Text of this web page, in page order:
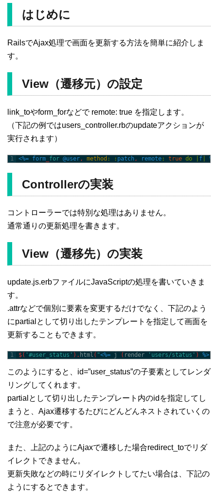
はじめに
RailsでAjax処理で画面を更新する方法を簡単に紹介しま
す。
View（遷移元）の設定
link_toやform_forなどで remote: true を指定します。
（下記の例ではusers_controller.rbのupdateアクションが
実行されます）
1 <%= form for @user , method : : patch , remote : true do f %>
Controllerの実装
コントローラーでは特別な処理はありません。
通常通りの更新処理を書きます。
View（遷移先）の実装
update.js.erbファイルにJavaScriptの処理を書いていきま
す。
.attrなどで個別に要素を変更するだけでなく、下記のよう
にpartialとして切り出したテンプレートを指定して画面を
更新することもできます。
1 $( '#user_status' ) . html ( "<%= j ( render 'users/status' ) %>
このようにすると、id=”user_status”の子要素としてレンダ
リングしてくれます。
partialとして切り出したテンプレート内のidを指定してし
まうと、Ajax遷移するたびにどんどんネストされていくの
で注意が必要です。
また、上記のようにAjaxで遷移した場合redirect_toでリダ
イレクトできません。
更新失敗などの時にリダイレクトしてたい場合は、下記の
ようにするとできます。